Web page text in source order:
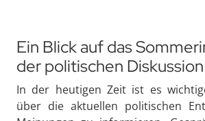
Ein Blick auf das
der politischen Diskussion
In der heutigen Zeit ist es
über die aktuellen politischen